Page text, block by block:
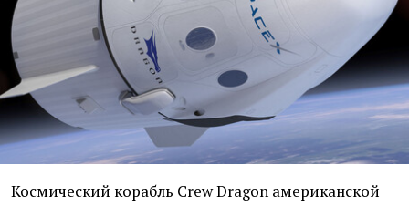
Космический корабль Crew Dragon американской